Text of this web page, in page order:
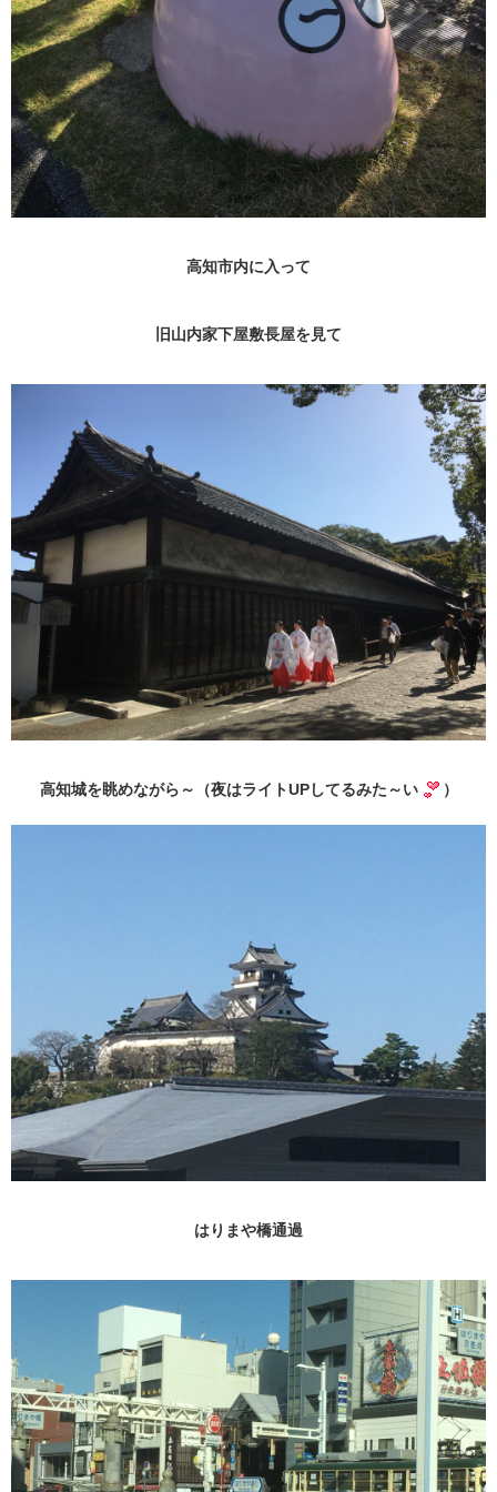
高知市内に入って
旧山内家下屋敷長屋を見て
高知城を眺めながら～（夜はライトUPしてるみた～い ）
はりまや橋通過